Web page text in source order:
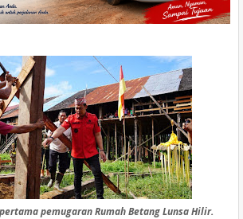
pemugaran Rumah Betang Lunsa Hilir.